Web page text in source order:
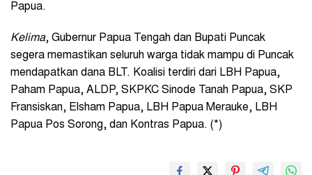
Papua.
Kelima, Gubernur Papua Tengah dan Bupati Puncak
segera memastikan seluruh warga tidak mampu di Puncak
mendapatkan dana BLT. Koalisi terdiri dari LBH Papua,
Paham Papua, ALDP, SKPKC Sinode Tanah Papua, SKP
Fransiskan, Elsham Papua, LBH Papua Merauke, LBH
Papua Pos Sorong, dan Kontras Papua. (*)